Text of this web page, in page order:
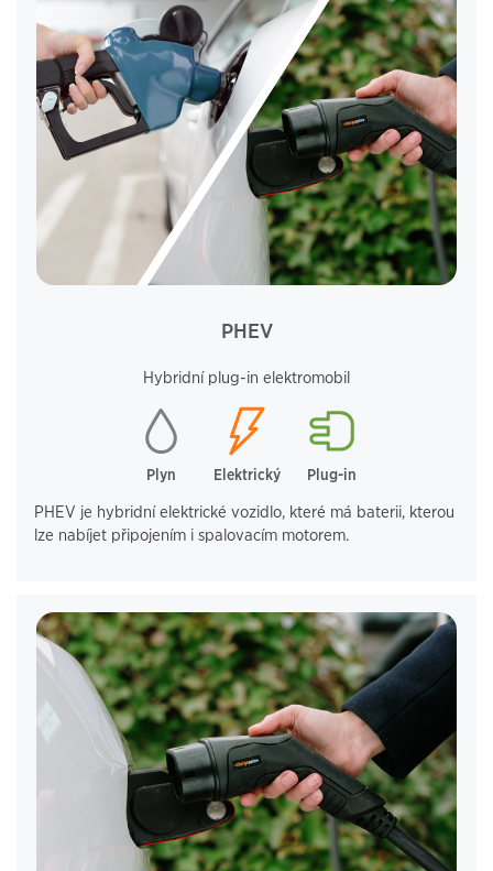
PHEV
Hybridní plug-in elektromobil
Plyn Elektrický Plug-in
PHEV je hybridní elektrické vozidlo, které má baterii, kterou
lze nabíjet připojením i spalovacím motorem.